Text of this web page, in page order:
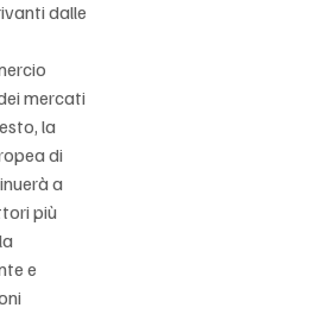
dalle
mercati
la
di
a
più
e